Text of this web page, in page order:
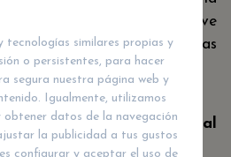
esta mano solo la mueve
en el sentido de las agujas
para la función visual
tecnologías similares propias y
o persistentes, para hacer
segura nuestra página web y
Igualmente, utilizamos
obtener datos de la navegación
la publicidad a tus gustos
configurar y aceptar el uso de